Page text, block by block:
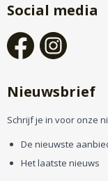
Social media
Nieuwsbrief
Schrijf je in voor onze
De nieuwste
Het laatste nieuws